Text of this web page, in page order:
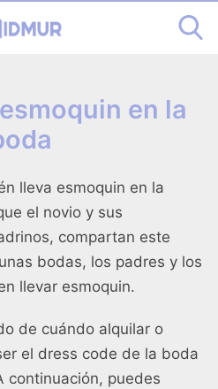
en la
lleva esmoquin en la
el novio y sus
compartan este
bodas, los padres y los
llevar esmoquin.
de cuándo alquilar o
el dress code de la boda
continuación, puedes